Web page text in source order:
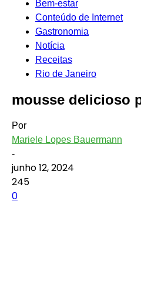
Bem-estar
Conteúdo de Internet
Gastronomia
Notícia
Receitas
Rio de Janeiro
mousse delicioso
Por
Mariele Lopes Bauermann
-
junho 12, 2024
245
0